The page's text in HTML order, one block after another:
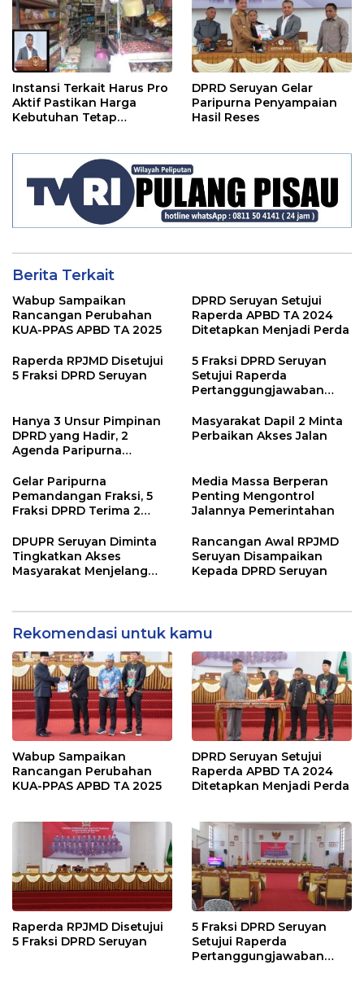
Instansi Terkait Harus Pro
Aktif Pastikan Harga
Kebutuhan Tetap
DPRD Seruyan Gelar
Paripurna Penyampaian
Hasil Reses
Berita Terkait
Wabup Sampaikan
Rancangan Perubahan
KUA-PPAS APBD TA 2025
DPRD Seruyan Setujui
Raperda APBD TA 2024
Ditetapkan Menjadi Perda
Raperda RPJMD Disetujui
5 Fraksi DPRD Seruyan
5 Fraksi DPRD Seruyan
Setujui Raperda
Pertanggungjawaban
2024
Hanya 3 Unsur Pimpinan
DPRD yang Hadir, 2
Agenda Paripurna
Masyarakat Dapil 2 Minta
Perbaikan Akses Jalan
Gelar Paripurna
Pemandangan Fraksi, 5
Fraksi DPRD Terima 2
Media Massa Berperan
Penting Mengontrol
Jalannya Pemerintahan
DPUPR Seruyan Diminta
Tingkatkan Akses
Masyarakat Menjelang
Rancangan Awal RPJMD
Seruyan Disampaikan
Kepada DPRD Seruyan
Rekomendasi untuk kamu
Wabup Sampaikan
Rancangan Perubahan
KUA-PPAS APBD TA 2025
DPRD Seruyan Setujui
Raperda APBD TA 2024
Ditetapkan Menjadi Perda
Raperda RPJMD Disetujui
5 Fraksi DPRD Seruyan
5 Fraksi DPRD Seruyan
Setujui Raperda
Pertanggungjawaban